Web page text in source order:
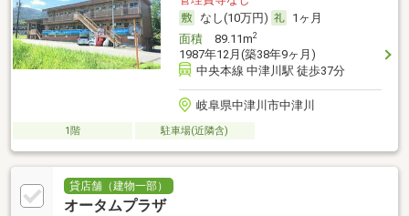
なし(10万円)
1ヶ月
面積89.11m2
1987年12月(築38年9ヶ月)
中央本線 中津川駅 徒歩37分
岐阜県中津川市中津川
1階 駐車場(近隣含)
貸店舗（建物一部）
オータムプラザ